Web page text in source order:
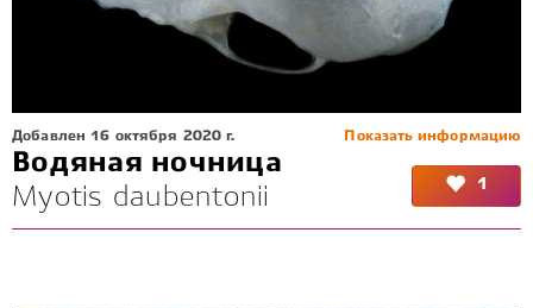
Показать информацию
Добавлен 16 октября 2020 г.
Водяная ночница
Myotis daubentonii
1